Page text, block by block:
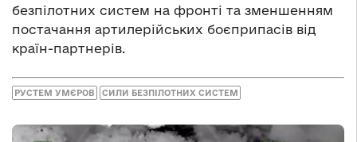
безпілотних систем на фронті та зменшенням
постачання артилерійських боєприпасів від
країн-партнерів.
РУСТЕМ УМЄРОВ СИЛИ БЕЗПІЛОТНИХ СИСТЕМ